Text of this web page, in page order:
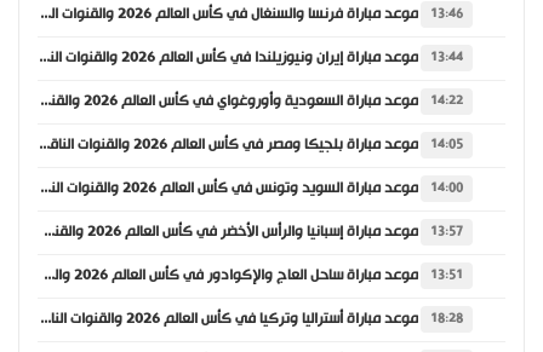
13:46 موعد مباراة فرنسا والسنغال في كأس العالم 2026 والقنوات الناقلة
13:44 موعد مباراة إيران ونيوزيلندا في كأس العالم 2026 والقنوات الناقلة
14:22 موعد مباراة السعودية وأوروغواي في كأس العالم 2026 والقنوات الناقلة
14:05 موعد مباراة بلجيكا ومصر في كأس العالم 2026 والقنوات الناقلة
14:00 موعد مباراة السويد وتونس في كأس العالم 2026 والقنوات الناقلة
13:57 موعد مباراة إسبانيا والرأس الأخضر في كأس العالم 2026 والقنوات الناقلة
13:51 موعد مباراة ساحل العاج والإكوادور في كأس العالم 2026 والقنوات الناقلة
18:28 موعد مباراة أستراليا وتركيا في كأس العالم 2026 والقنوات الناقلة